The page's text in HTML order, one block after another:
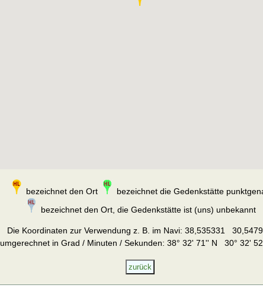
bezeichnet den Ort
bezeichnet die Gedenkstätte
bezeichnet den Ort, die Gedenkstätte ist (uns) unbekannt
Die Koordinaten zur Verwendung z. B. im Navi: 38,535331
umgerechnet in Grad / Minuten / Sekunden: 38° 32' 71'' N 30° 32'